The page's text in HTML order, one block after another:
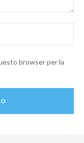
browser per la